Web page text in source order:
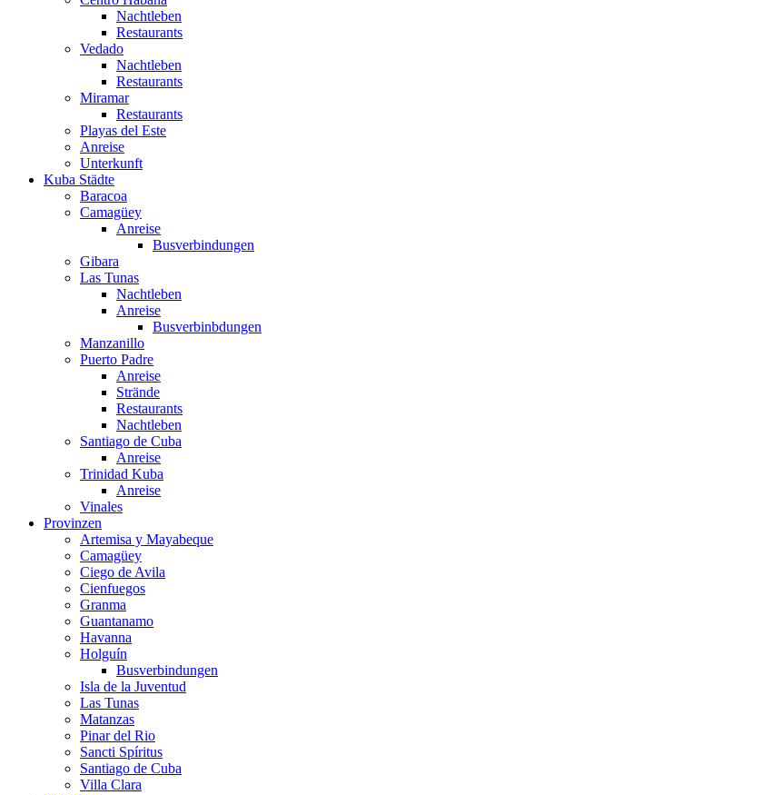
Nachtleben
Restaurants
Vedado
Nachtleben
Restaurants
Miramar
Restaurants
Playas del Este
Anreise
Unterkunft
Kuba Städte
Baracoa
Camagüey
Anreise
Busverbindungen
Gibara
Las Tunas
Nachtleben
Anreise
Busverbinbdungen
Manzanillo
Puerto Padre
Anreise
Strände
Restaurants
Nachtleben
Santiago de Cuba
Anreise
Trinidad Kuba
Anreise
Vinales
Provinzen
Artemisa y Mayabeque
Camagüey
Ciego de Avila
Cienfuegos
Granma
Guantanamo
Havanna
Holguín
Busverbindungen
Isla de la Juventud
Las Tunas
Matanzas
Pinar del Rio
Sancti Spíritus
Santiago de Cuba
Villa Clara